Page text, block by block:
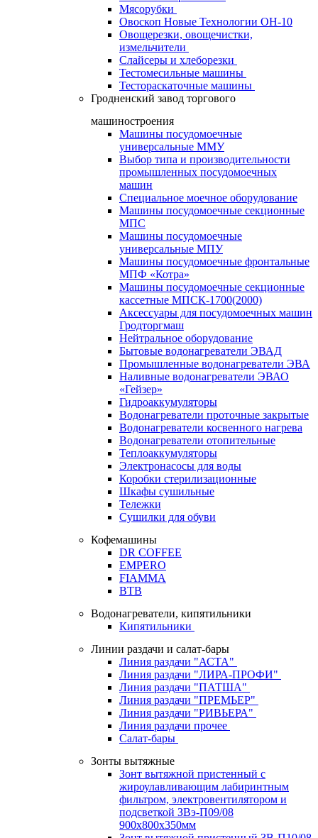
Мясорубки
Овоскоп Новые Технологии ОН-10
Овощерезки, овощечистки,
измельчители
Слайсеры и хлеборезки
Тестомесильные машины
Тестораскаточные машины
Гродненский завод торгового
машиностроения
Машины посудомоечные
универсальные ММУ
Выбор типа и производительности
промышленных посудомоечных
машин
Специальное моечное оборудование
Машины посудомоечные секционные
МПС
Машины посудомоечные
универсальные МПУ
Машины посудомоечные фронтальные
МПФ «Котра»
Машины посудомоечные секционные
кассетные МПСК-1700(2000)
Аксессуары для посудомоечных машин
Гродторгмаш
Нейтральное оборудование
Бытовые водонагреватели ЭВАД
Промышленные водонагреватели ЭВА
Наливные водонагреватели ЭВАО
«Гейзер»
Гидроаккумуляторы
Водонагреватели проточные закрытые
Водонагреватели косвенного нагрева
Водонагреватели отопительные
Теплоаккумуляторы
Электронасосы для воды
Коробки стерилизационные
Шкафы сушильные
Тележки
Сушилки для обуви
Кофемашины
DR COFFEE
EMPERO
FIAMMA
BTB
Водонагреватели, кипятильники
Кипятильники
Линии раздачи и салат-бары
Линия раздачи "АСТА"
Линия раздачи "ЛИРА-ПРОФИ"
Линия раздачи "ПАТША"
Линия раздачи "ПРЕМЬЕР"
Линия раздачи "РИВЬЕРА"
Линия раздачи прочее
Салат-бары
Зонты вытяжные
Зонт вытяжной пристенный с
жироулавливающим лабиринтным
фильтром, электровентилятором и
подсветкой ЗВэ-П09/08
900х800х350мм